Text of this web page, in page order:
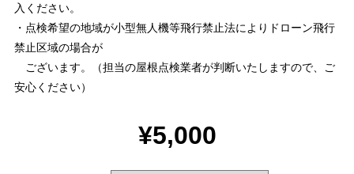
入ください。
・点検希望の地域が小型無人機等飛行禁止法によりドローン飛行
禁止区域の場合が
ございます。（担当の屋根点検業者が判断いたしますので、ご
安心ください）
¥5,000